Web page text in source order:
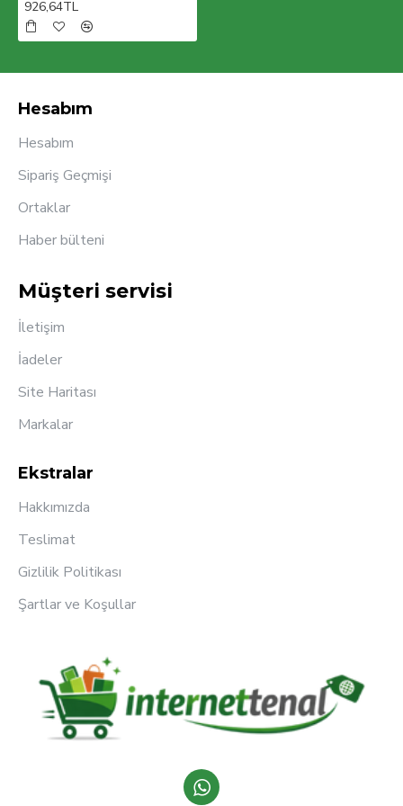
kısa sürede 100 ülkede aktif olarak ürünlerimizi
müşterilerimizin beğenisine sunmaktır.
926,64TL
Hesabım
Hesabım
Sipariş Geçmişi
Ortaklar
Haber bülteni
Müşteri servisi
İletişim
İadeler
Site Haritası
Markalar
Ekstralar
Hakkımızda
Teslimat
Gizlilik Politikası
Şartlar ve Koşullar